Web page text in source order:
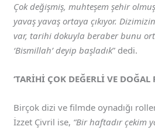
Çok değişmiş, muhteşem şehir
yavaş yavaş ortaya çıkıyor.
var, tarihi dokuyla beraber bunu
‘Bismillah’ deyip başladık” dedi.
‘TARİHİ ÇOK DEĞERLİ VE DOĞAL
Birçok dizi ve filmde oynadığı
İzzet Çivril ise, “Bir haftadır çekim